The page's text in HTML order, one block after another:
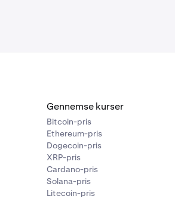
Gennemse kurser
Bitcoin-pris
Ethereum-pris
Dogecoin-pris
XRP-pris
Cardano-pris
Solana-pris
Litecoin-pris